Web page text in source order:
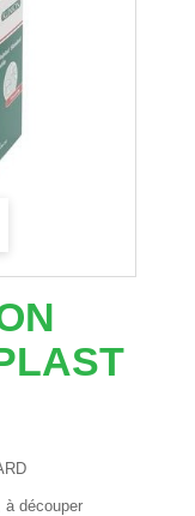
à découper